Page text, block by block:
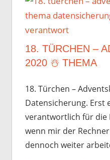
18. TÜRCHEN –
2020 ☃️️ THEMA
18. Türchen –
Datensicherung. Erst
verantwortlich für die
wenn mir der
dennoch weiter